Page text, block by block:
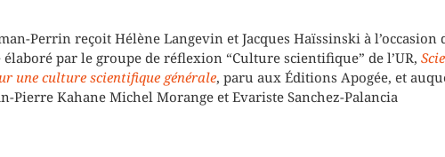
augmenter
ou
diminuer
Perrin reçoit Hélène Langevin et Jacques Haïssinski à l’occasion
élaboré par le groupe de réflexion “Culture scientifique” de l’UR,
une culture scientifique générale, paru aux Éditions Apogée, et
Pierre Kahane Michel Morange et Evariste Sanchez-Palancia